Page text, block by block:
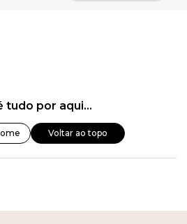
tudo por aqui...
Voltar ao topo